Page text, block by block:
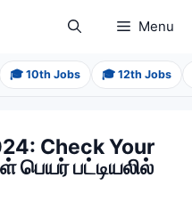
Menu
🎓 10th Jobs 🎓 12th Jobs
Check Your
பெயர் பட்டியலில்